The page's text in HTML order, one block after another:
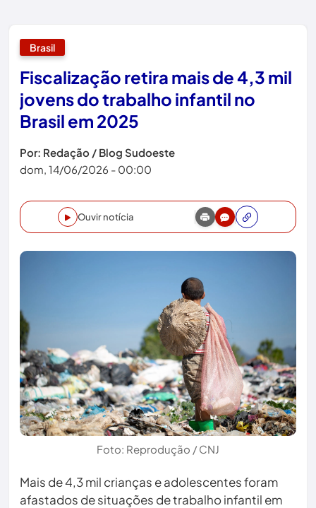
Brasil
Fiscalização retira mais de 4,3 mil
jovens do trabalho infantil no
Brasil em 2025
Por: Redação / Blog Sudoeste
dom, 14/06/2026 - 00:00
Ouvir notícia
Foto: Reprodução / CNJ
Mais de 4,3 mil crianças e adolescentes foram
afastados de situações de trabalho infantil em